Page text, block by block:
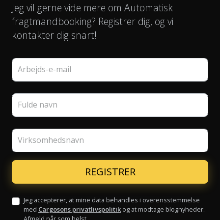
Jeg vil gerne vide mere om Automatisk
fragtmandbooking? Registrer dig, og vi
kontakter dig snart!
Arbejds-e-mail
Fulde navn
Virksomhedsnavn
Jeg accepterer, at mine data behandles i overensstemmelse
med Cargosons privatlivspolitik og at modtage blognyheder.